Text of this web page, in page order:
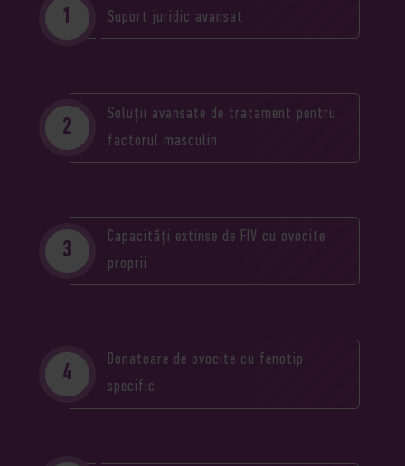
Suport juridic avansat
Soluții avansate de tratament pentru
factorul masculin
Capacități extinse de FIV cu ovocite
proprii
Donatoare de ovocite cu fenotip
specific